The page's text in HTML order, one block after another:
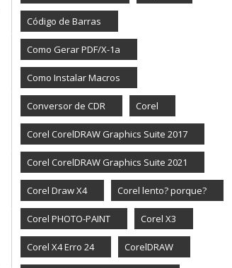
Código de Barras
Como Gerar PDF/X-1a
Como Instalar Macros
Conversor de CDR Corel
Corel CorelDRAW Graphics Suite 2017
Corel CorelDRAW Graphics Suite 2021
Corel Draw X4 Corel lento? porque?
Corel PHOTO-PAINT Corel X3
Corel X4 Erro 24 CorelDRAW